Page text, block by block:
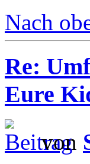
Nach
Re:
Eure
von